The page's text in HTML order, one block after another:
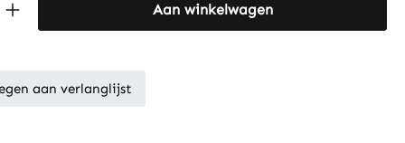
Aan winkelwagen
aan verlanglijst